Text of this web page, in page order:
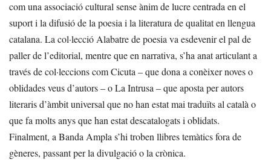
com una associació cultural sense ànim de lucre centrada en el
suport i la difusió de la poesia i la literatura de qualitat en llengua
catalana. La col·lecció Alabatre de poesia va esdevenir el pal de
paller de l’editorial, mentre que en narrativa, s’ha anat articulant a
través de col·leccions com Cicuta – que dona a conèixer noves o
oblidades veus d’autors – o La Intrusa – que aposta per autors
literaris d’àmbit universal que no han estat mai traduïts al català o
que fa molts anys que han estat descatalogats i oblidats.
Finalment, a Banda Ampla s’hi troben llibres temàtics fora de
gèneres, passant per la divulgació o la crònica.